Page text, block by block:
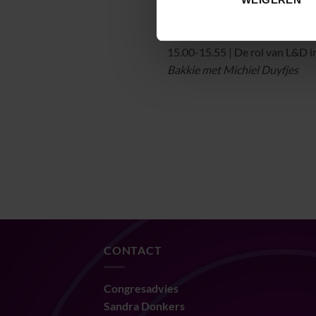
15.00-15.55 | De rol van L&D
Bakkie met Michiel Duyfjes
CONTACT
Congresadvies
Sandra Donkers